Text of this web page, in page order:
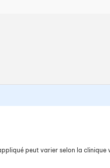
peut varier selon la clinique